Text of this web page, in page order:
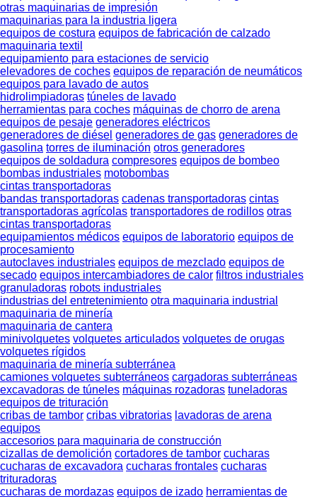
otras maquinarias de impresión
maquinarias para la industria ligera
equipos de costura equipos de fabricación de calzado
maquinaria textil
equipamiento para estaciones de servicio
elevadores de coches equipos de reparación de neumáticos
equipos para lavado de autos
hidrolimpiadoras túneles de lavado
herramientas para coches máquinas de chorro de arena
equipos de pesaje generadores eléctricos
generadores de diésel generadores de gas generadores de
gasolina torres de iluminación otros generadores
equipos de soldadura compresores equipos de bombeo
bombas industriales motobombas
cintas transportadoras
bandas transportadoras cadenas transportadoras cintas
transportadoras agrícolas transportadores de rodillos otras
cintas transportadoras
equipamientos médicos equipos de laboratorio equipos de
procesamiento
autoclaves industriales equipos de mezclado equipos de
secado equipos intercambiadores de calor filtros industriales
granuladoras robots industriales
industrias del entretenimiento otra maquinaria industrial
maquinaria de minería
maquinaria de cantera
minivolquetes volquetes articulados volquetes de orugas
volquetes rígidos
maquinaria de minería subterránea
camiones volquetes subterráneos cargadoras subterráneas
excavadoras de túneles máquinas rozadoras tuneladoras
equipos de trituración
cribas de tambor cribas vibratorias lavadoras de arena
equipos
accesorios para maquinaria de construcción
cizallas de demolición cortadores de tambor cucharas
cucharas de excavadora cucharas frontales cucharas
trituradoras
cucharas de mordazas equipos de izado herramientas de